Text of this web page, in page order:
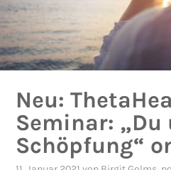
Neu:
Seminar: „Du
Schöpfung“